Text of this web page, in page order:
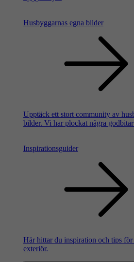
Husbyggarnas egna bilder
Upptäck ett stort community av
bilder. Vi har plockat några
Inspirationsguider
Här hittar du inspiration och tips för
exteriör.